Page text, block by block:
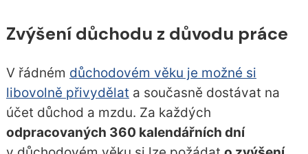
Zvýšení důchodu z důvodu práce
V řádném důchodovém věku je možné si
libovolně přivydělat a současně dostávat na
účet důchod a mzdu. Za každých
odpracovaných 360 kalendářních dní